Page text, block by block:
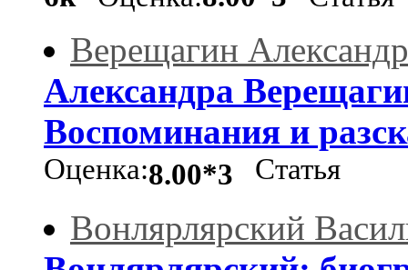
Верещагин
Александра
Воспоминания и
Оценка:8.00*3
Статья
Вонлярлярский